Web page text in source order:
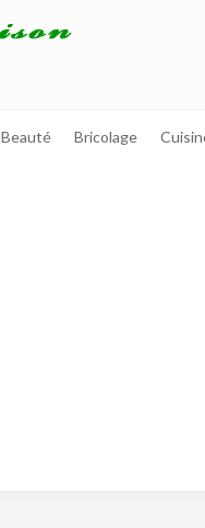
Beauté Bricolage